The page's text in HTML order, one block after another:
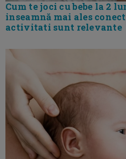
Cum te joci cu bebe la 2
inseamnă mai ales
activitati sunt relevante